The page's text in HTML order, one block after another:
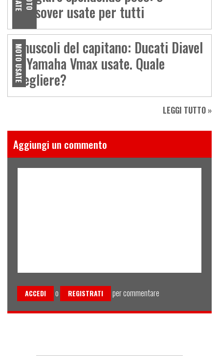
crossover usate per tutti
MOTO USATE
I muscoli del capitano: Ducati Diavel
vs Yamaha Vmax usate. Quale
scegliere?
LEGGI TUTTO »
Aggiungi un commento
ACCEDI o REGISTRATI per commentare